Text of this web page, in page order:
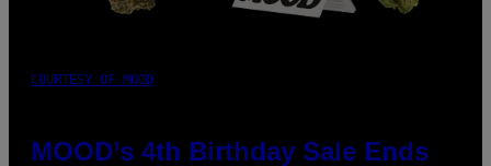
COURTESY OF MOOD
MOOD’s 4th Birthday Sale Ends